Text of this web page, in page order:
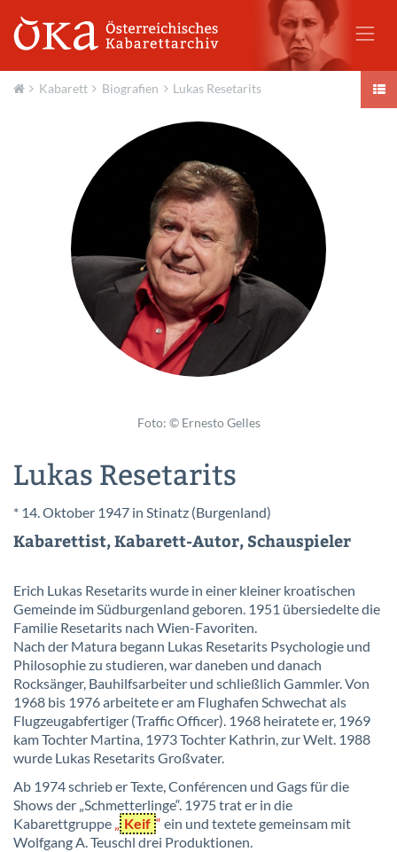
Kabarett Biografien Lukas Resetarits
Foto: © Ernesto Gelles
Lukas Resetarits
* 14. Oktober 1947 in Stinatz (Burgenland)
Kabarettist, Kabarett-Autor, Schauspieler
Erich Lukas Resetarits wurde in einer kleiner kroatischen
Gemeinde im Südburgenland geboren. 1951 übersiedelte die
Familie Resetarits nach Wien-Favoriten.
Nach der Matura begann Lukas Resetarits Psychologie und
Philosophie zu studieren, war daneben und danach
Rocksänger, Bauhilfsarbeiter und schließlich Gammler. Von
1968 bis 1976 arbeitete er am Flughafen Schwechat als
Flugzeugabfertiger (Traffic Officer). 1968 heiratete er, 1969
kam Tochter Martina, 1973 Tochter Kathrin, zur Welt. 1988
wurde Lukas Resetarits Großvater.
Ab 1974 schrieb er Texte, Conférencen und Gags für die
Shows der „Schmetterlinge“. 1975 trat er in die
Kabarettgruppe „ Keif “ ein und textete gemeinsam mit
Wolfgang A. Teuschl drei Produktionen.